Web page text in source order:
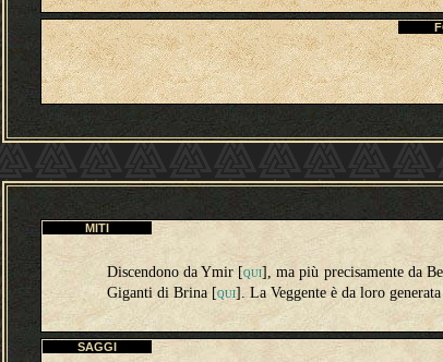
MITI
Discendono da Ymir [QUI], ma più precisamente da
Giganti di Brina [QUI]. La Veggente è da loro
SAGGI